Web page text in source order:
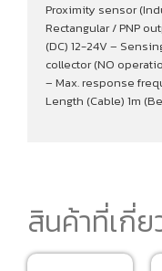
Proximity sensor
Rectangular / PNP
(DC) 12-24V –
collector (NO
– Max. response
Length (Cable) 1m
สินค้าที่เกี่